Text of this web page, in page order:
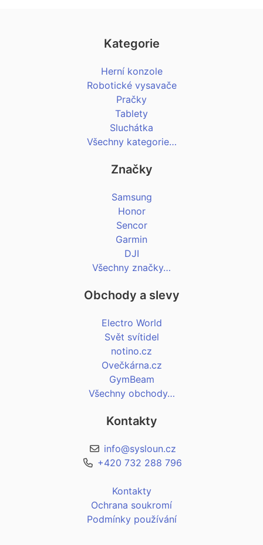
Kategorie
Herní konzole
Robotické vysavače
Pračky
Tablety
Sluchátka
Všechny kategorie…
Značky
Samsung
Honor
Sencor
Garmin
DJI
Všechny značky…
Obchody a slevy
Electro World
Svět svítidel
notino.cz
Ovečkárna.cz
GymBeam
Všechny obchody…
Kontakty
info@sysloun.cz
+420 732 288 796
Kontakty
Ochrana soukromí
Podmínky používání